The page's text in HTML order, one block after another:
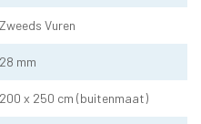
Zweeds Vuren
28 mm
200 x 250 cm (buitenmaat)